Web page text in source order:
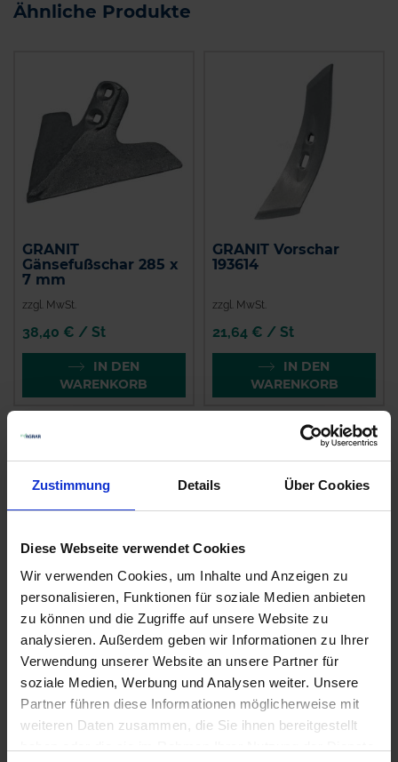
Zustimmung Details Über Cookies
Diese Webseite verwendet Cookies
Wir verwenden Cookies, um Inhalte und Anzeigen zu
personalisieren, Funktionen für soziale Medien anbieten
zu können und die Zugriffe auf unsere Website zu
analysieren. Außerdem geben wir Informationen zu Ihrer
Verwendung unserer Website an unsere Partner für
soziale Medien, Werbung und Analysen weiter. Unsere
Partner führen diese Informationen möglicherweise mit
weiteren Daten zusammen, die Sie ihnen bereitgestellt
Ähnliche Produkte
GRANIT
Gänsefußschar 285 x
7 mm
zzgl. MwSt.
38,40 € / St
IN DEN
WARENKORB
GRANIT Vorschar
193614
zzgl. MwSt.
21,64 € / St
IN DEN
WARENKORB
GRANIT Flügelschar
zzgl. MwSt.
56,99 € / St
WARENKORB
GRANIT Scharspitze
35,20 € / St
IN DEN
WARENKORB